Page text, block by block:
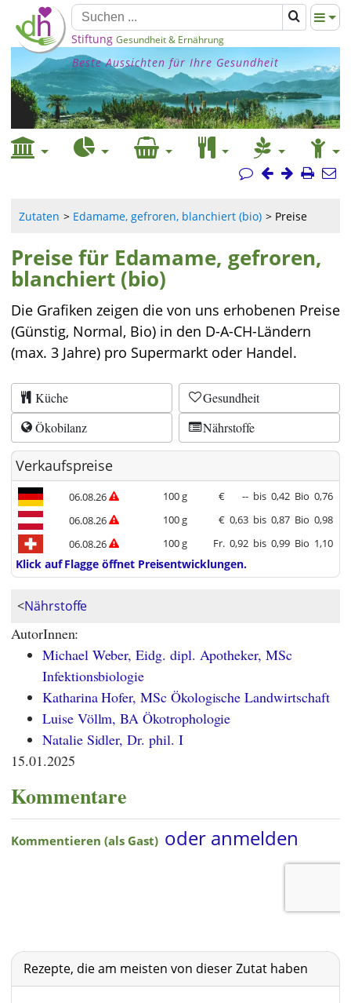
Stiftung Gesundheit & Ernährung
Beste Aussichten für Ihre Gesundheit
Zutaten Edamame, gefroren, blanchiert (bio) Preise
Preise für Edamame, gefroren,
blanchiert (bio)
Die Grafiken zeigen die von uns erhobenen Preise
(Günstig, Normal, Bio) in den D-A-CH-Ländern
(max. 3 Jahre) pro Supermarkt oder Handel.
Küche
Gesundheit
Ökobilanz
Nährstoffe
Verkaufspreise
06.08.26 100 g € -- bis 0,42 Bio 0,76
06.08.26
100 g € 0,63 bis 0,87 Bio 0,98
06.08.26
100 g Fr. 0,92 bis 0,99 Bio 1,10
Klick auf Flagge öffnet Preisentwicklungen.
<Nährstoffe
AutorInnen:
Michael Weber, Eidg. dipl. Apotheker, MSc
Infektionsbiologie
Katharina Hofer, MSc Ökologische Landwirtschaft
Luise Völlm, BA Ökotrophologie
Natalie Sidler, Dr. phil. I
15.01.2025
Kommentare
Rezepte, die am meisten von dieser Zutat haben